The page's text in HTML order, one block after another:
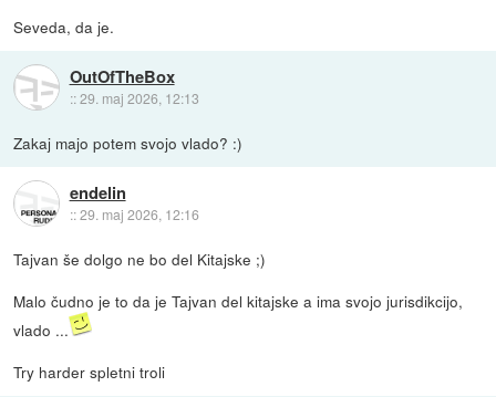
Seveda, da je.
OutOfTheBox
::29. maj 2026, 12:13
Zakaj majo potem svojo vlado? :)
endelin
::29. maj 2026, 12:16
Tajvan še dolgo ne bo del Kitajske ;)
Malo čudno je to da je Tajvan del kitajske a ima svojo jurisdikcijo,
vlado ...
Try harder spletni troli